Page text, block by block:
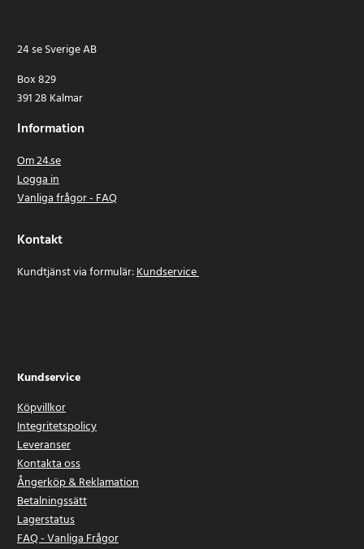
24 se Sverige AB
Box 829
391 28 Kalmar
Information
Om 24.se
Logga in
Vanliga frågor - FAQ
Kontakt
Kundtjänst via formulär:Kundservice
Kundservice
Köpvillkor
Integritetspolicy
Leveranser
Kontakta oss
Ångerköp & Reklamation
Betalningssätt
Lagerstatus
FAQ - Vanliga Frågor